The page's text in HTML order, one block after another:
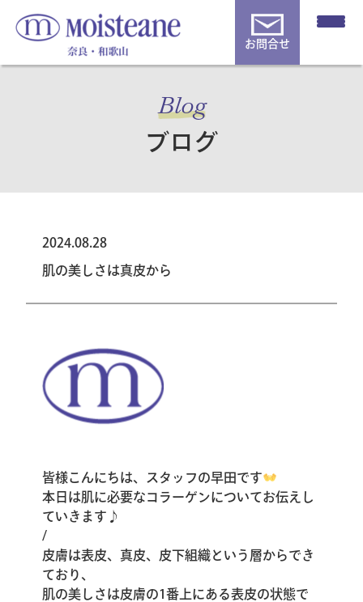
お問合せ
Blog
ブログ
2024.08.28
肌の美しさは真皮から
皆様こんにちは、スタッフの早田です
本日は肌に必要なコラーゲンについてお伝えし
ていきます♪
/
皮膚は表皮、真皮、皮下組織という層からでき
ており、
肌の美しさは皮膚の1番上にある表皮の状態で